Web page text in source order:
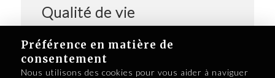
Préférence en matière de
consentement
Nous utilisons des cookies pour vous aider à naviguer
Qualité de vie
- Proportion des enfants de
moins de 5 ans en services
de garde reconnus